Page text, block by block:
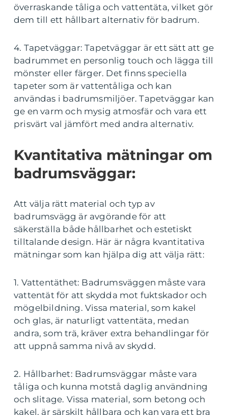
överraskande tåliga och vattentäta, vilket gör
dem till ett hållbart alternativ för badrum.
4. Tapetväggar: Tapetväggar är ett sätt att ge
badrummet en personlig touch och lägga till
mönster eller färger. Det finns speciella
tapeter som är vattentåliga och kan
användas i badrumsmiljöer. Tapetväggar kan
ge en varm och mysig atmosfär och vara ett
prisvärt val jämfört med andra alternativ.
Kvantitativa mätningar om
badrumsväggar:
Att välja rätt material och typ av
badrumsvägg är avgörande för att
säkerställa både hållbarhet och estetiskt
tilltalande design. Här är några kvantitativa
mätningar som kan hjälpa dig att välja rätt:
1. Vattentäthet: Badrumsväggen måste vara
vattentät för att skydda mot fuktskador och
mögelbildning. Vissa material, som kakel
och glas, är naturligt vattentäta, medan
andra, som trä, kräver extra behandlingar för
att uppnå samma nivå av skydd.
2. Hållbarhet: Badrumsväggar måste vara
tåliga och kunna motstå daglig användning
och slitage. Vissa material, som betong och
kakel, är särskilt hållbara och kan vara ett bra